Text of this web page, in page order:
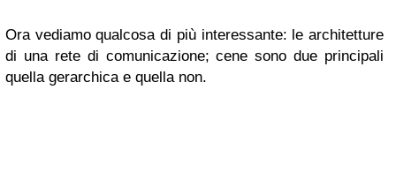
Ora vediamo qualcosa di più interessante: le architetture
di una rete di comunicazione; cene sono due principali
quella gerarchica e quella non.